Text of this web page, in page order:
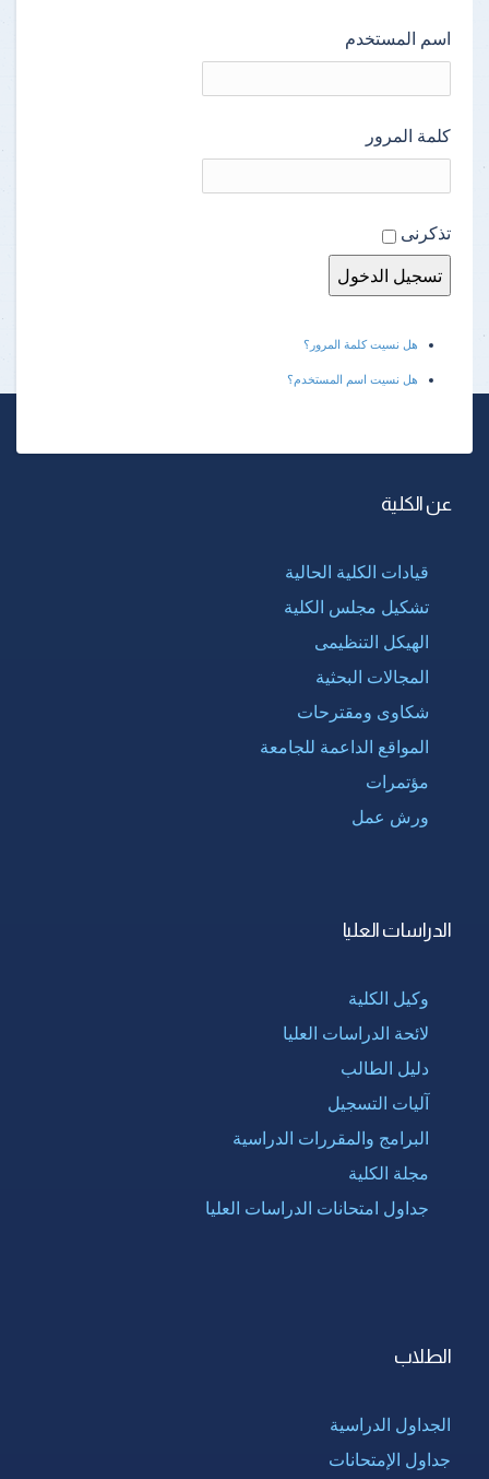
اسم المستخدم
كلمة المرور
تذكرنى
هل نسيت كلمة المرور؟
هل نسيت اسم المستخدم؟
عن الكلية
قيادات الكلية الحالية
تشكيل مجلس الكلية
الهيكل التنظيمى
المجالات البحثية
شكاوى ومقترحات
المواقع الداعمة للجامعة
مؤتمرات
ورش عمل
الدراسات العليا
وكيل الكلية
لائحة الدراسات العليا
دليل الطالب
آليات التسجيل
البرامج والمقررات الدراسية
مجلة الكلية
جداول امتحانات الدراسات العليا
الطلاب
الجداول الدراسية
جداول الإمتحانات